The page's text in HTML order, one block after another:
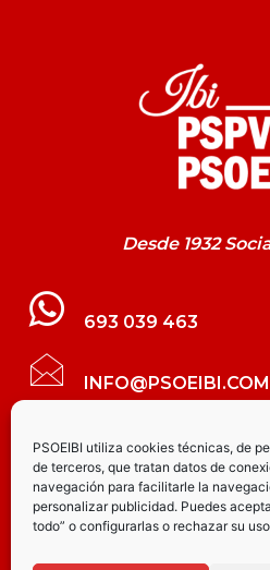
PSOEIBI utiliza cookies técnicas, de
de terceros, que tratan datos de
navegación para facilitarle la
personalizar publicidad. Puedes
todo” o configurarlas o rechazar su
Desde 1932
693 039 463
INFO@PSOEIBI.COM
GRUPO MUNICIPAL
LES ERES, 48 – 3º -
PARTIDO